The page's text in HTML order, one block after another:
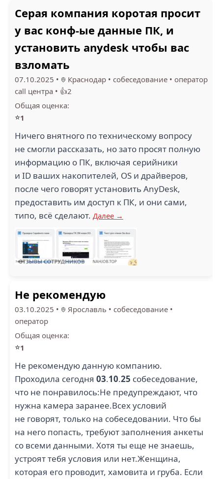
Серая компания коротая просит
у вас конф-ые данные ПК, и
установить anydesk чтобы вас
взломать
07.10.2025 • Краснодар • собеседование • оператор
call центра • 👍2
Общая оценка:
⭐1
Ничего внятного по техническому вопросу
не смогли рассказать, но зато просят полную
информацию о ПК, включая серийники
и ID ваших накопителей, OS и драйверов,
после чего говорят установить AnyDesk,
предоставить им доступ к ПК, и они сами,
типо, всё сделают. Далее →
Не рекомендую
03.10.2025 • Ярославль • собеседование •
оператор
Общая оценка:
⭐1
Не рекомендую данную компанию.
Проходила сегодня 03.10.25 собеседование,
что не понравилось:Не предупреждают, что
нужна камера заранее.Всех условий
не говорят, только на собеседовании. Что бы
на него попасть, требуют заполнения анкеты
со всеми данными. Хотя ты еще не знаешь,
устроят тебя условия или нет.Женщина,
которая его проводит, хамовита и груба. Если